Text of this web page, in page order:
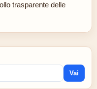
trasparente delle
Vai